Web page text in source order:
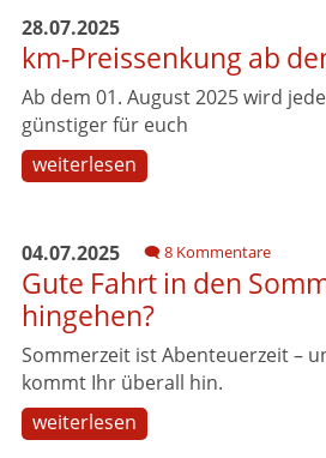
28.07.2025
km-Preissenkung ab
Ab dem 01. August 2025 wird
günstiger für euch
weiterlesen
04.07.2025 8 Kommentare
Gute Fahrt in den
hingehen?
Sommerzeit ist Abenteuerzeit –
kommt Ihr überall hin.
weiterlesen